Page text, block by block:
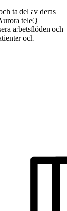
ta del av deras
teleQ
arbetsflöden och
och